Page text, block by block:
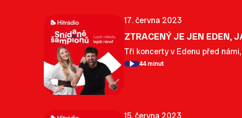
17. června 2023
ZTRACENÝ JE JEN EDEN,
Tři koncerty v Edenu před
44 minut
15. června 2023